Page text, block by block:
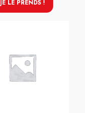
JE LE PRENDS !